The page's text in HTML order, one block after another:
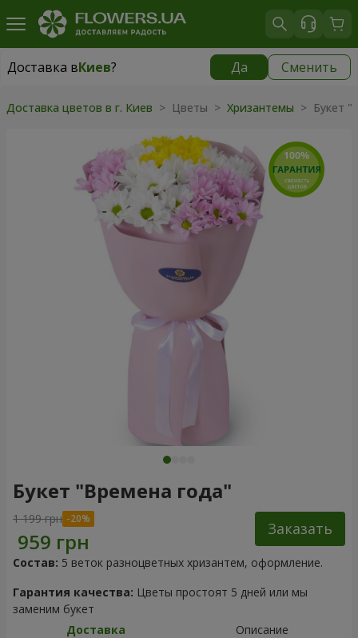
Доставка вКиев? Да Сменить
Доставка вКиев
Доставка цветов в г. Киев > Цветы > Хризантемы > Букет
Букет "Времена года"
1 199 грн
Заказать
Состав: 5 веток разноцветных хризантем, оформление.
Гарантия качества: Цветы простоят 5 дней или мы
заменим букет
Доставка
Описание